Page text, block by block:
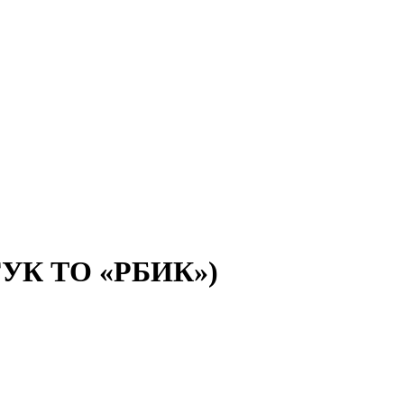
ТО «РБИК»)